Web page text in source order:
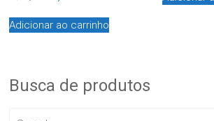
Adicionar ao carrinho
Busca de produtos